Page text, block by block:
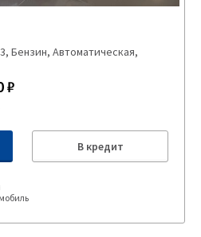
Бензин, Автоматическая,
₽
В кредит